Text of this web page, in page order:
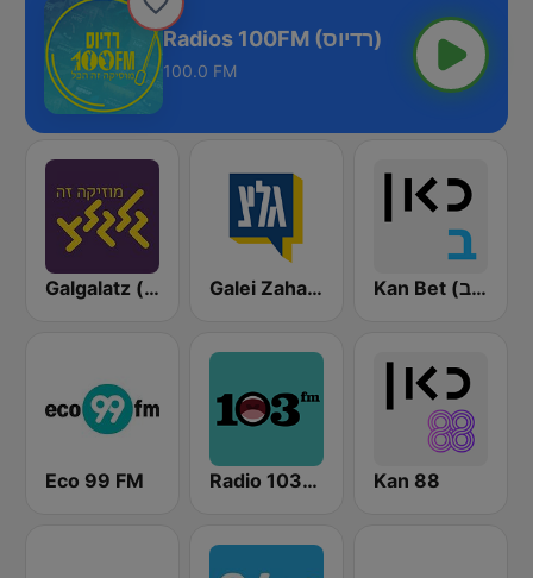
Radios 100FM (רדיוס)
100.0 FM
Galgalatz (גלגלצ רדיו) Galei Zahal (גלי צה"ל) Kan Bet (כאן ב' / רשת ב')
Eco 99 FM Radio 103FM Kan 88